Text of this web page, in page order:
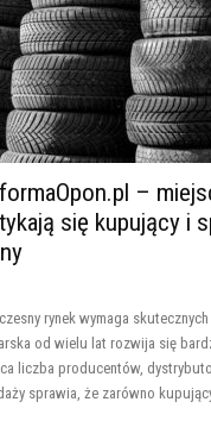
–
się kupujący i
rynek wymaga
od wielu lat rozwija się
liczba producentów,
sprawia, że zarówno